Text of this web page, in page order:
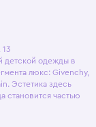
детской одежды в
люкс: Givenchy,
Эстетика здесь
становится частью